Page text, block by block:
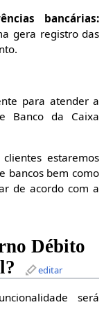
bancárias:
gera registro das
para atender a
Banco da Caixa
estaremos
bancos bem como
de acordo com a
Débito
editar
será